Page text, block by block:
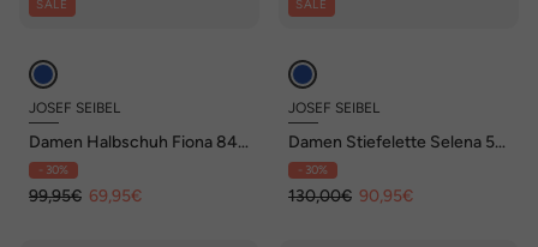
SALE
JOSEF SEIBEL
Damen Halbschuh Fiona 84,
ocean
- 30%
99,95€ 69,95€
SALE
JOSEF SEIBEL
Damen Stiefelette Selena 50,
ocean
- 30%
130,00€ 90,95€